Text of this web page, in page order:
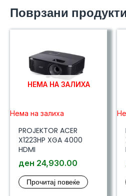
Поврзани продукти
НЕМА НА ЗАЛИХА
Нема на залиха
PROJEKTOR ACER
X1223HP XGA 4000
HDMI
ден 24,930.00
Прочитај повеќе